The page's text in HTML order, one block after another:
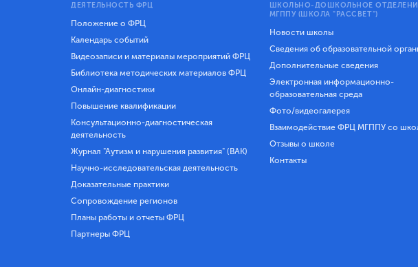
ДЕЯТЕЛЬНОСТЬ ФРЦ
Положение о ФРЦ
Календарь событий
Видеозаписи и материалы мероприятий ФРЦ
Библиотека методических материалов ФРЦ
Онлайн-диагностики
Повышение квалификации
Консультационно-диагностическая
деятельность
Журнал "Аутизм и нарушения развития" (ВАК)
Научно-исследовательская деятельность
Доказательные практики
Сопровождение регионов
Планы работы и отчеты ФРЦ
Партнеры ФРЦ
ШКОЛЬНО-ДОШКОЛЬНОЕ
МГППУ (ШКОЛА "РАССВЕТ")
Новости школы
Сведения об образовательной
Дополнительные сведения
Электронная информационно-
образовательная среда
Фото/видеогалерея
Взаимодействие ФРЦ МГППУ со
Отзывы о школе
Контакты